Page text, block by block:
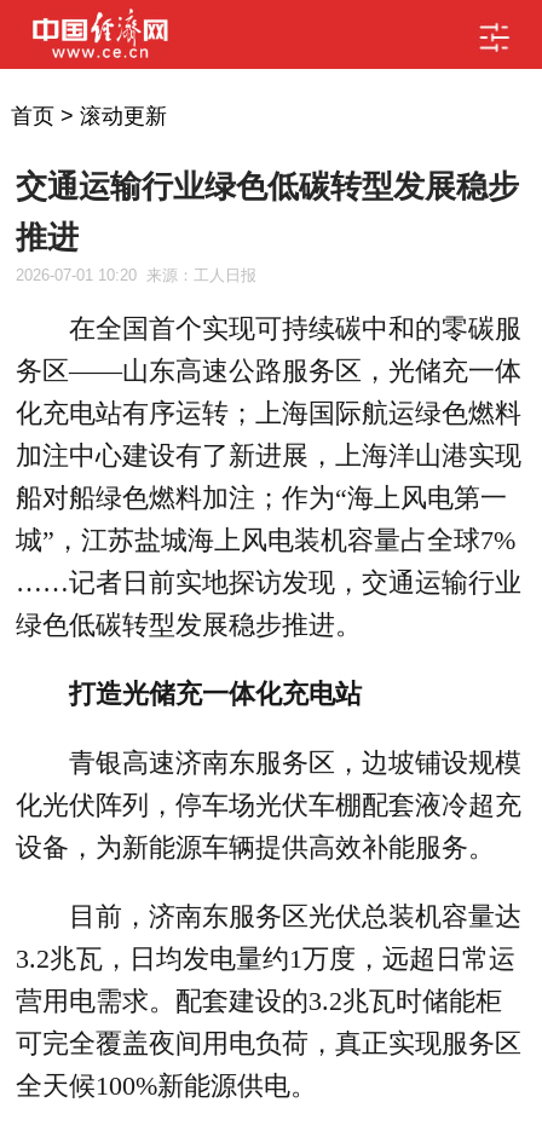
首页> 滚动更新
交通运输行业绿色低碳转型发展稳步
推进
2026-07-01 10:20 来源：工人日报
在全国首个实现可持续碳中和的零碳服
务区——山东高速公路服务区，光储充一体
化充电站有序运转；上海国际航运绿色燃料
加注中心建设有了新进展，上海洋山港实现
船对船绿色燃料加注；作为“海上风电第一
城”，江苏盐城海上风电装机容量占全球7%
……记者日前实地探访发现，交通运输行业
绿色低碳转型发展稳步推进。
打造光储充一体化充电站
青银高速济南东服务区，边坡铺设规模
化光伏阵列，停车场光伏车棚配套液冷超充
设备，为新能源车辆提供高效补能服务。
目前，济南东服务区光伏总装机容量达
3.2兆瓦，日均发电量约1万度，远超日常运
营用电需求。配套建设的3.2兆瓦时储能柜
可完全覆盖夜间用电负荷，真正实现服务区
全天候100%新能源供电。